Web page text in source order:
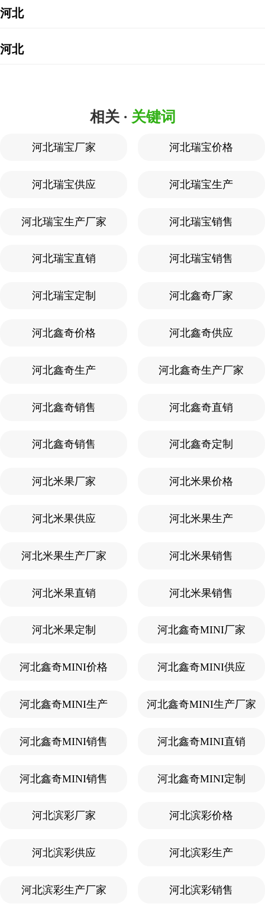
河北
河北
相关 · 关键词
河北瑞宝厂家 河北瑞宝价格
河北瑞宝供应 河北瑞宝生产
河北瑞宝生产厂家 河北瑞宝销售
河北瑞宝直销 河北瑞宝销售
河北瑞宝定制 河北鑫奇厂家
河北鑫奇价格 河北鑫奇供应
河北鑫奇生产 河北鑫奇生产厂家
河北鑫奇销售 河北鑫奇直销
河北鑫奇销售 河北鑫奇定制
河北米果厂家 河北米果价格
河北米果供应 河北米果生产
河北米果生产厂家 河北米果销售
河北米果直销 河北米果销售
河北米果定制 河北鑫奇MINI厂家
河北鑫奇MINI价格 河北鑫奇MINI供应
河北鑫奇MINI生产 河北鑫奇MINI生产厂家
河北鑫奇MINI销售 河北鑫奇MINI直销
河北鑫奇MINI销售 河北鑫奇MINI定制
河北滨彩厂家 河北滨彩价格
河北滨彩供应 河北滨彩生产
河北滨彩生产厂家 河北滨彩销售